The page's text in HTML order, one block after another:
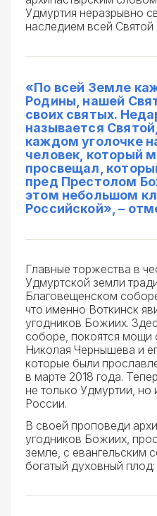
Удмуртия неразрывно
наследием всей Святой
«По всей Земле
Родины, нашей
своих святых.
называется
каждом уголочке
человек, который
просвещал,
пред Престолом
этом небольшом
Российской», –
Главные торжества в
Удмуртской земли
Благовещенском
что именно Воткинск
угодников Божиих.
соборе, покоятся мощи
Николая Чернышева и
которые были
в марте 2018 года.
не только Удмуртии,
России.
В своей проповеди
угодников Божиих,
земле, с евангельским
богатый духовный плод: